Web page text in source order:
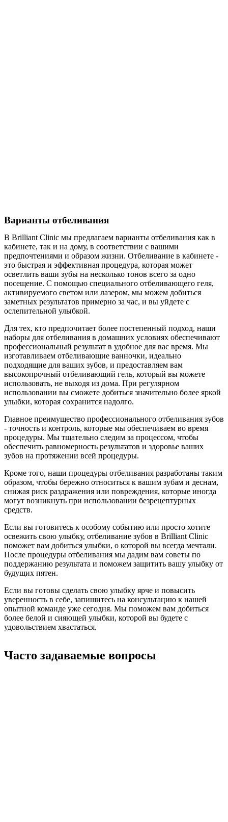
Варианты отбеливания
В Brilliant Clinic мы предлагаем варианты отбеливания как в
кабинете, так и на дому, в соответствии с вашими
предпочтениями и образом жизни. Отбеливание в кабинете -
это быстрая и эффективная процедура, которая может
осветлить ваши зубы на несколько тонов всего за одно
посещение. С помощью специального отбеливающего геля,
активируемого светом или лазером, мы можем добиться
заметных результатов примерно за час, и вы уйдете с
ослепительной улыбкой.
Для тех, кто предпочитает более постепенный подход, наши
наборы для отбеливания в домашних условиях обеспечивают
профессиональный результат в удобное для вас время. Мы
изготавливаем отбеливающие ванночки, идеально
подходящие для ваших зубов, и предоставляем вам
высокопрочный отбеливающий гель, который вы можете
использовать, не выходя из дома. При регулярном
использовании вы сможете добиться значительно более яркой
улыбки, которая сохранится надолго.
Главное преимущество профессионального отбеливания зубов
- точность и контроль, которые мы обеспечиваем во время
процедуры. Мы тщательно следим за процессом, чтобы
обеспечить равномерность результатов и здоровье ваших
зубов на протяжении всей процедуры.
Кроме того, наши процедуры отбеливания разработаны таким
образом, чтобы бережно относиться к вашим зубам и деснам,
снижая риск раздражения или повреждения, которые иногда
могут возникнуть при использовании безрецептурных
средств.
Если вы готовитесь к особому событию или просто хотите
освежить свою улыбку, отбеливание зубов в Brilliant Clinic
поможет вам добиться улыбки, о которой вы всегда мечтали.
После процедуры отбеливания мы дадим вам советы по
поддержанию результата и поможем защитить вашу улыбку от
будущих пятен.
Если вы готовы сделать свою улыбку ярче и повысить
уверенность в себе, запишитесь на консультацию к нашей
опытной команде уже сегодня. Мы поможем вам добиться
более белой и сияющей улыбки, которой вы будете с
удовольствием хвастаться.
Часто задаваемые вопросы